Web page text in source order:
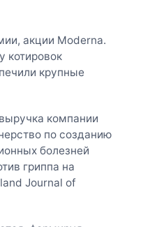
акции Moderna.
котировок
крупные
компании
по созданию
болезней
гриппа на
Journal of